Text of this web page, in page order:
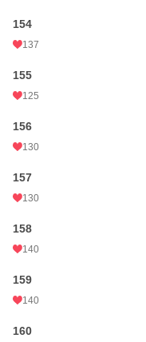
154
137
155
125
156
130
157
130
158
140
159
140
160